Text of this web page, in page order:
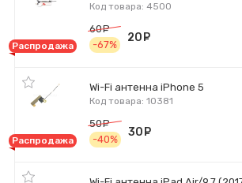
Код товара: 4500
Распродажа
60
руб.
-67%
20
Wi-Fi антенна iPhone 5
Код товара: 10381
Распродажа
50
руб.
-40%
30